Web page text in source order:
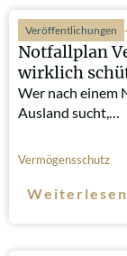
Veröffentlichungen
Notfallplan
wirklich
Wer nach einem
Ausland sucht,…
Vermögensschutz
Weiterlesen